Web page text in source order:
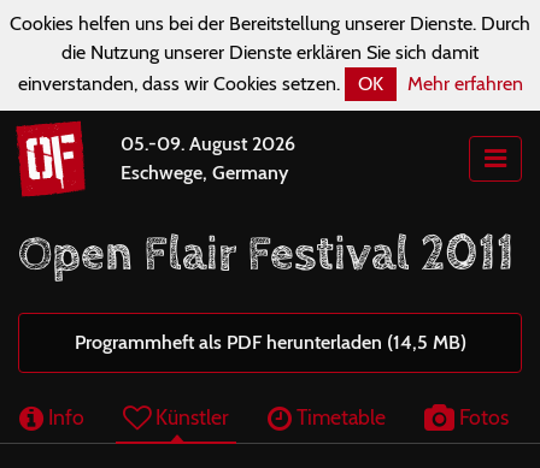
Cookies helfen uns bei der Bereitstellung unserer Dienste. Durch
die Nutzung unserer Dienste erklären Sie sich damit
einverstanden, dass wir Cookies setzen.
OK Mehr erfahren
05.-09. August 2026
Eschwege, Germany
Open Flair Festival 2011
Programmheft als PDF herunterladen (14,5 MB)
Info Künstler Timetable Fotos